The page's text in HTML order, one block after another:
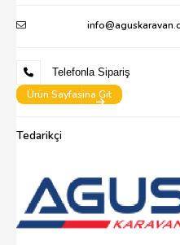
Telefonla Sipariş
Ürün Sayfasina Git
Tedarikçi